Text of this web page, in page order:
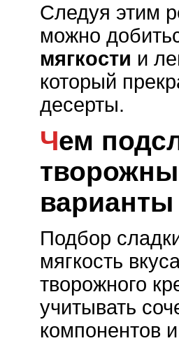
Следуя этим
можно
мягкости и
который
десерты.
Чем подсластить
Подбор
мягкость
творожного
учитывать
компонентов